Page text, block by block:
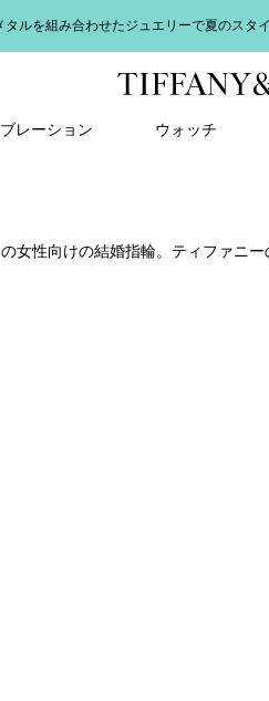
タルを組み合わせたジュエリーで夏のスタ
レーション ウォッチ
女性向けの結婚指輪。ティファニ